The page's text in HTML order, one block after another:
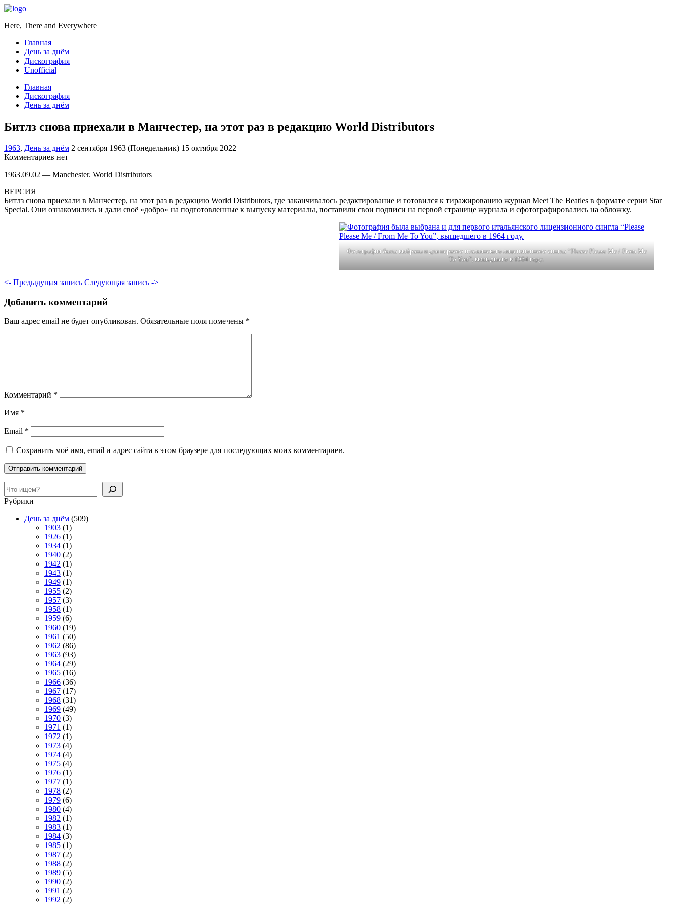
Here, There and Everywhere
Главная
День за днём
Дискография
Unofficial
Главная
Дискография
День за днём
Битлз снова приехали в Манчестер, на этот раз в редакцию World Distributors
1963, День за днём 2 сентября 1963 (Понедельник) 15 октября 2022
Комментариев нет
1963.09.02 — Manchester. World Distributors
ВЕРСИЯ
Битлз снова приехали в Манчестер, на этот раз в редакцию World Distributors, где заканчивалось редактирование и готовился к тиражированию журнал Meet The Beatles в формате серии Star
Special. Они ознакомились и дали своё «добро» на подготовленные к выпуску материалы, поставили свои подписи на первой странице журнала и сфотографировались на обложку.
Фотография была выбрана и для первого итальянского лицензионного сингла “Please Please Me / From Me
To You”, вышедшего в 1964 году.
<- Предыдущая запись Следующая запись ->
Добавить комментарий
Ваш адрес email не будет опубликован. Обязательные поля помечены *
Комментарий *
Имя *
Email *
Сохранить моё имя, email и адрес сайта в этом браузере для последующих моих комментариев.
Поиск
Рубрики
День за днём (509)
1903 (1)
1926 (1)
1934 (1)
1940 (2)
1942 (1)
1943 (1)
1949 (1)
1955 (2)
1957 (3)
1958 (1)
1959 (6)
1960 (19)
1961 (50)
1962 (86)
1963 (93)
1964 (29)
1965 (16)
1966 (36)
1967 (17)
1968 (31)
1969 (49)
1970 (3)
1971 (1)
1972 (1)
1973 (4)
1974 (4)
1975 (4)
1976 (1)
1977 (1)
1978 (2)
1979 (6)
1980 (4)
1982 (1)
1983 (1)
1984 (3)
1985 (1)
1987 (2)
1988 (2)
1989 (5)
1990 (2)
1991 (2)
1992 (2)